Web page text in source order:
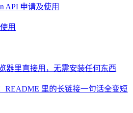
API 申请及使用
用
器里直接用，无需安装任何东西
README 里的长链接一句话全变短